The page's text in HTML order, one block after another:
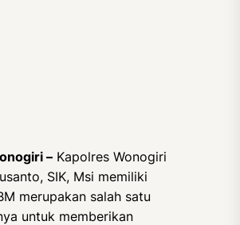
– Kapolres Wonogiri
SIK, Msi memiliki
merupakan salah satu
untuk memberikan